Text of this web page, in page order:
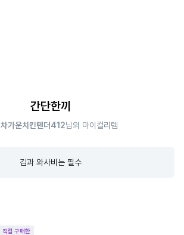
간단한끼
차가운치킨텐더412님의 마이컬리템
김과 와사비는 필수
직접 구매한